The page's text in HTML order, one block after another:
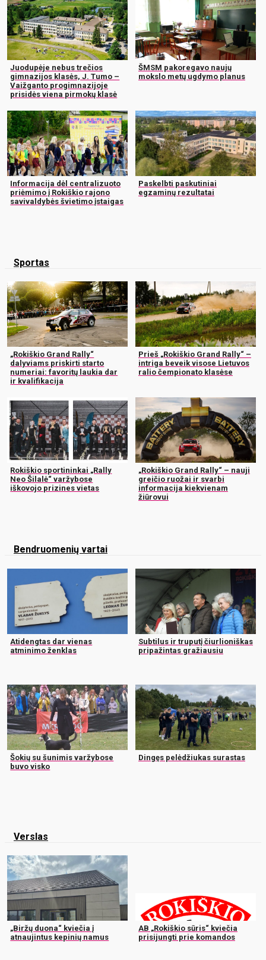
Juodupėje nebus trečios
gimnazijos klasės, J. Tumo –
Vaižganto progimnazijoje
prisidės viena pirmokų klasė
ŠMSM pakoregavo naujų
mokslo metų ugdymo planus
Informacija dėl centralizuoto
priėmimo į Rokiškio rajono
savivaldybės švietimo įstaigas
Paskelbti paskutiniai
egzaminų rezultatai
Sportas
„Rokiškio Grand Rally“
dalyviams priskirti starto
numeriai: favoritų laukia dar
ir kvalifikacija
Prieš „Rokiškio Grand Rally“ –
intriga beveik visose Lietuvos
ralio čempionato klasėse
Rokiškio sportininkai „Rally
Neo Šilalė“ varžybose
iškovojo prizines vietas
„Rokiškio Grand Rally“ – nauji
greičio ruožai ir svarbi
informacija kiekvienam
žiūrovui
Bendruomenių vartai
Atidengtas dar vienas
atminimo ženklas
Subtilus ir truputį čiurlioniškas
pripažintas gražiausiu
Šokių su šunimis varžybose
buvo visko
Dingęs pelėdžiukas surastas
Verslas
„Biržų duona“ kviečia į
atnaujintus kepinių namus
AB „Rokiškio sūris“ kviečia
prisijungti prie komandos